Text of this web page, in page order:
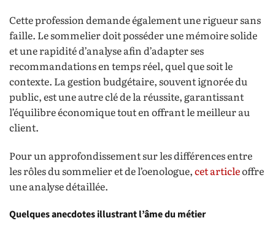
Cette profession demande également une rigueur sans
faille. Le sommelier doit posséder une mémoire solide
et une rapidité d’analyse afin d’adapter ses
recommandations en temps réel, quel que soit le
contexte. La gestion budgétaire, souvent ignorée du
public, est une autre clé de la réussite, garantissant
l’équilibre économique tout en offrant le meilleur au
client.
Pour un approfondissement sur les différences entre
les rôles du sommelier et de l’oenologue,cet articleoffre
une analyse détaillée.
Quelques anecdotes illustrant l’âme du métier